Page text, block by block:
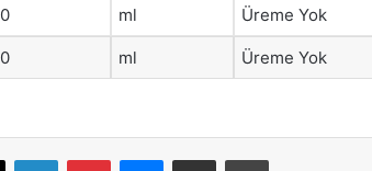
ml Üreme Yok
ml Üreme Yok
X LinkedInPinterestMessenger
E-Mail ile paylaş Yazdır